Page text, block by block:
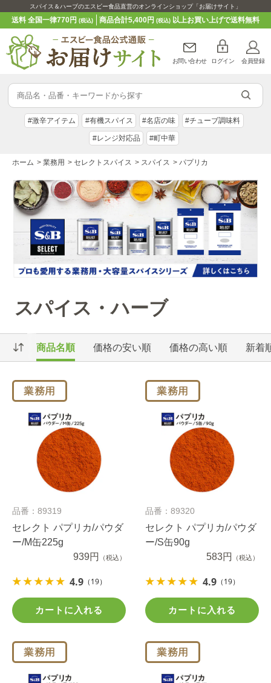
スパイス＆ハーブのエスビー食品直営のオンラインショップ「お届けサイト」
送料 全国一律770円(税込) 商品合計5,400円 (税込)以上お買い上げで送料無料
お問い合わせ ログイン 会員登録
#激辛アイテム #有機スパイス #名店の味 #チューブ調味料
#レンジ対応品 #町中華
ホーム > 業務用 > セレクトスパイス > スパイス > パプリカ
スパイス・ハーブ
商品名順 価格の安い順 価格の高い順 新着
品番：89319
セレクト パプリカ/パウダ
ー/M缶225g
939円
（税込）
4.9 （19）
カートに入れる
品番：89320
セレクト パプリカ/パウダ
ー/S缶90g
583円
（税込）
4.9 （19）
カートに入れる